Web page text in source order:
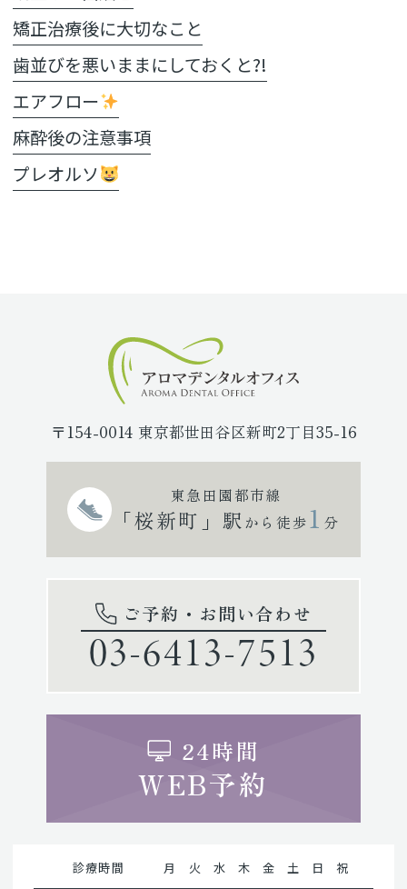
矯正治療後に大切なこと
歯並びを悪いままにしておくと?!
エアフロー
麻酔後の注意事項
プレオルソ
〒154-0014 東京都世田谷区新町2丁目35-16
東急田園都市線
「桜新町」駅 から徒歩 1 分
ご予約・お問い合わせ
03-6413-7513
24時間
WEB予約
診療時間 月 火 水 木 金 土 日 祝